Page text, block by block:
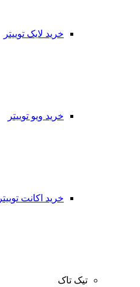
خرید لایک توییتر
خرید ویو توییتر
خرید اکانت توییتر
تیک تاک